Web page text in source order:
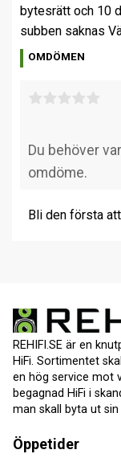
bytesrätt och 10
subben saknas
OMDÖMEN
Bli den första
REHIFI.SE är en
HiFi. Sortimentet
en hög service mot
begagnad HiFi i
man skall byta ut sin
Öppetider